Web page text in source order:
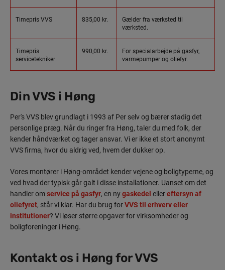
Timepris VVS 835,00 kr.
Gælder fra værksted til
værksted.
Timepris
servicetekniker
990,00 kr.
For specialarbejde på gasfyr,
varmepumper og oliefyr.
Din VVS i Høng
Per's VVS blev grundlagt i 1993 af Per selv og bærer stadig det
personlige præg. Når du ringer fra Høng, taler du med folk, der
kender håndværket og tager ansvar. Vi er ikke et stort anonymt
VVS firma, hvor du aldrig ved, hvem der dukker op.
Vores montører i Høng-området kender vejene og boligtyperne, og
ved hvad der typisk går galt i disse installationer. Uanset om det
handler omservice på gasfyr, en nygaskedel ellereftersyn af
oliefyret, står vi klar. Har du brug forVVS til erhverv eller
institutioner? Vi løser større opgaver for virksomheder og
boligforeninger i Høng.
Kontakt os i Høng for VVS